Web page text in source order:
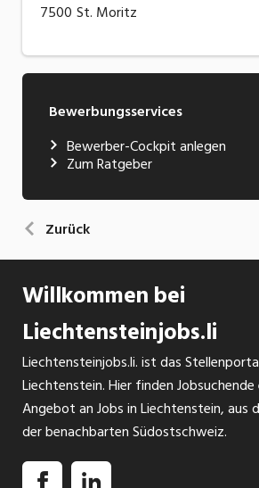
7500 St. Moritz
Bewerbungsservices
Bewerber-Cockpit anlegen
Zum Ratgeber
Zurück
Willkommen bei
Liechtensteinjobs.li
Liechtensteinjobs.li. ist das
Liechtenstein. Hier finden
Angebot an Jobs in Liechtenstein, aus
der benachbarten Südostschweiz.